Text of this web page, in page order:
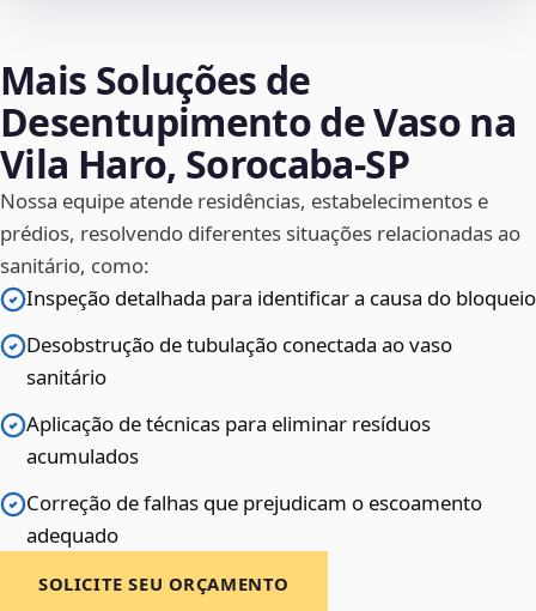
Mais Soluções de
Desentupimento de Vaso na
Vila Haro, Sorocaba‑SP
Nossa equipe atende residências, estabelecimentos e
prédios, resolvendo diferentes situações relacionadas ao
sanitário, como:
Inspeção detalhada para identificar a causa do bloqueio
Desobstrução de tubulação conectada ao vaso
sanitário
Aplicação de técnicas para eliminar resíduos
acumulados
Correção de falhas que prejudicam o escoamento
adequado
SOLICITE SEU ORÇAMENTO